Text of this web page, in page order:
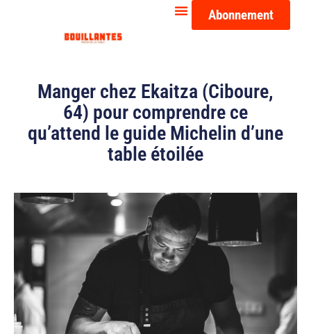
Abonnement
Manger chez Ekaitza (Ciboure,
64) pour comprendre ce
qu’attend le guide Michelin d’une
table étoilée